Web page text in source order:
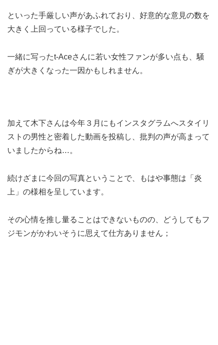
といった手厳しい声があふれており、好意的な意見の数を
大きく上回っている様子でした。
一緒に写ったt-Aceさんに若い女性ファンが多い点も、騒
ぎが大きくなった一因かもしれません。
加えて木下さんは今年３月にもインスタグラムへスタイリ
ストの男性と密着した動画を投稿し、批判の声が高まって
いましたからね…。
続けざまに今回の写真ということで、もはや事態は「炎
上」の様相を呈しています。
その心情を推し量ることはできないものの、どうしてもフ
ジモンがかわいそうに思えて仕方ありません；